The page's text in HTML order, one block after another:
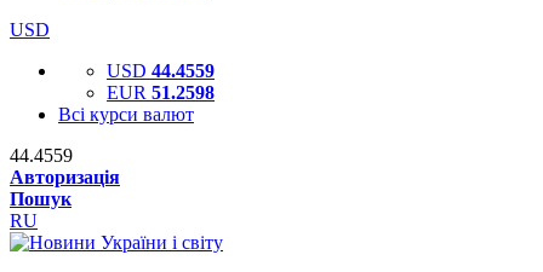
USD
USD 44.4559
EUR 51.2598
Всі курси валют
44.4559
Авторизація
Пошук
RU